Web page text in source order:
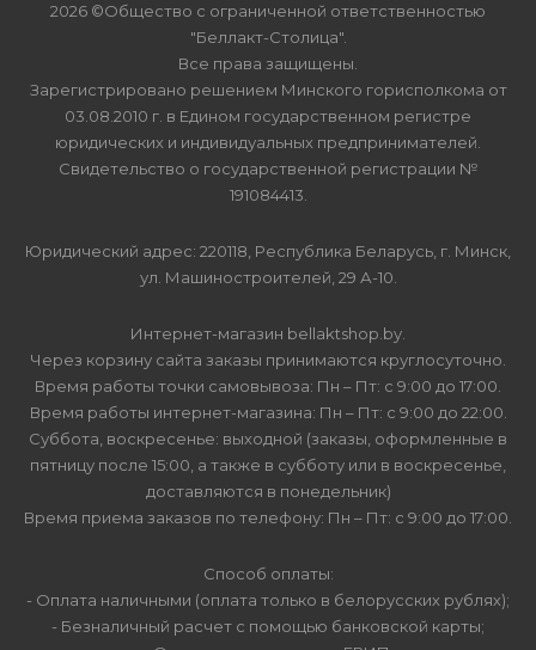
2026 ©Общество с ограниченной ответственностью
"Беллакт-Столица".
Все права защищены.
Зарегистрировано решением Минского горисполкома от
03.08.2010 г. в Едином государственном регистре
юридических и индивидуальных предпринимателей.
Свидетельство о государственной регистрации №
191084413.
Юридический адрес: 220118, Республика Беларусь, г. Минск,
ул. Машиностроителей, 29 А-10.
Интернет-магазин bellaktshop.by.
Через корзину сайта заказы принимаются круглосуточно.
Время работы точки самовывоза: Пн – Пт: с 9:00 до 17:00.
Время работы интернет-магазина: Пн – Пт: с 9:00 до 22:00.
Суббота, воскресенье: выходной (заказы, оформленные в
пятницу после 15:00, а также в субботу или в воскресенье,
доставляются в понедельник)
Время приема заказов по телефону: Пн – Пт: с 9:00 до 17:00.
Способ оплаты:
- Оплата наличными (оплата только в белорусских рублях);
- Безналичный расчет с помощью банковской карты;